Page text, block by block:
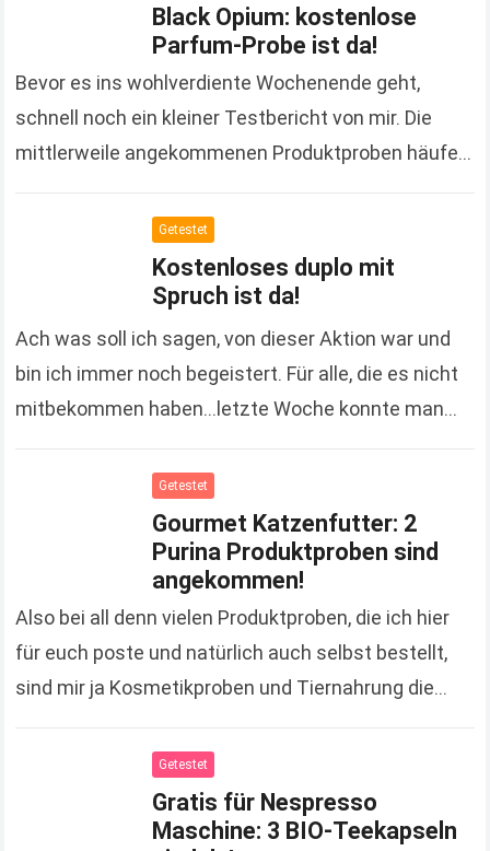
Black Opium: kostenlose
Parfum-Probe ist da!
Bevor es ins wohlverdiente Wochenende geht,
schnell noch ein kleiner Testbericht von mir. Die
mittlerweile angekommenen Produktproben häufen
Read more
Getestet
Kostenloses duplo mit
Spruch ist da!
Ach was soll ich sagen, von dieser Aktion war und
bin ich immer noch begeistert. Für alle, die es nicht
mitbekommen haben…letzte Woche konnte man
Getestet
Gourmet Katzenfutter: 2
Purina Produktproben sind
angekommen!
Also bei all denn vielen Produktproben, die ich hier
für euch poste und natürlich auch selbst bestellt,
sind mir ja Kosmetikproben und Tiernahrung die
Getestet
Gratis für Nespresso
Maschine: 3 BIO-Teekapseln